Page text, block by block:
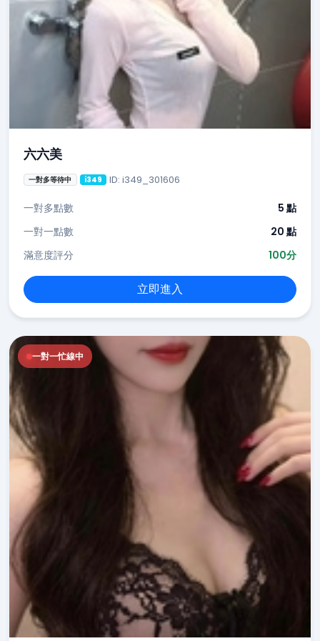
六六美
一對多等待中 i349 ID: i349_301606
一對多點數
5 點
一對一點數
20 點
滿意度評分
100分
立即進入
一對一忙線中